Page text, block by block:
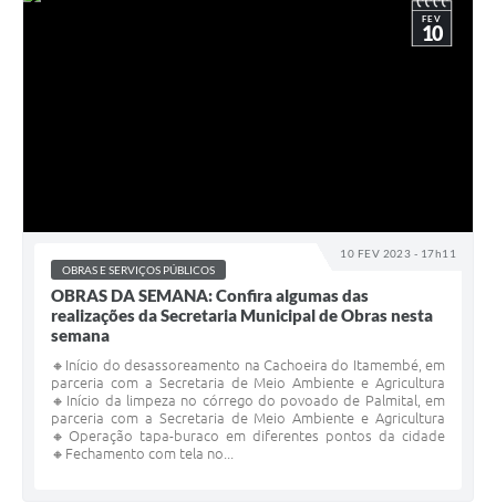
10 FEV 2023 - 17h11
FEV
10
OBRAS E SERVIÇOS PÚBLICOS
OBRAS DA SEMANA: Confira algumas das
realizações da Secretaria Municipal de Obras nesta
semana
🔸Início do desassoreamento na Cachoeira do Itamembé, em
parceria com a Secretaria de Meio Ambiente e Agricultura
🔸Início da limpeza no córrego do povoado de Palmital, em
parceria com a Secretaria de Meio Ambiente e Agricultura
🔸Operação tapa-buraco em diferentes pontos da cidade
🔸Fechamento com tela no...